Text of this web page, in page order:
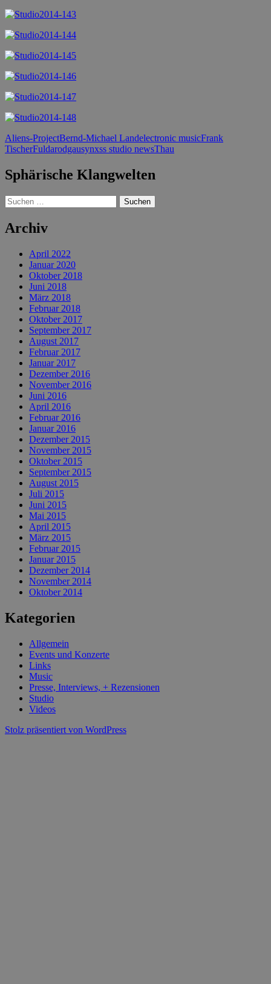
Aliens-ProjectBernd-Michael Landelectronic musicFrank
TischerFuldarodgausynxss studio newsThau
Sphärische Klangwelten
Suchen
nach:
Archiv
April 2022
Januar 2020
Oktober 2018
Juni 2018
März 2018
Februar 2018
Oktober 2017
September 2017
August 2017
Februar 2017
Januar 2017
Dezember 2016
November 2016
Juni 2016
April 2016
Februar 2016
Januar 2016
Dezember 2015
November 2015
Oktober 2015
September 2015
August 2015
Juli 2015
Juni 2015
Mai 2015
April 2015
März 2015
Februar 2015
Januar 2015
Dezember 2014
November 2014
Oktober 2014
Kategorien
Allgemein
Events und Konzerte
Links
Music
Presse, Interviews, + Rezensionen
Studio
Videos
Stolz präsentiert von WordPress